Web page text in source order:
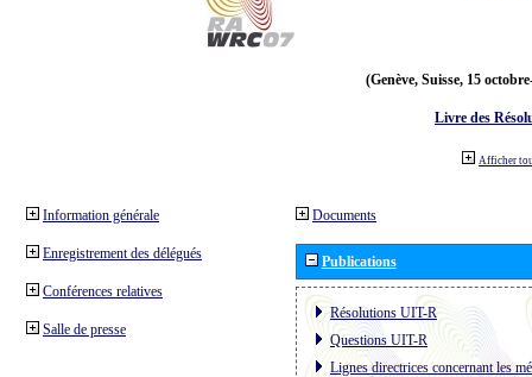
(Genève, Suisse, 15
Livre des
Afficher
Information générale
Enregistrement des délégués
Conférences relatives
Salle de presse
Documents
Publications
Résolutions UIT-R
Questions UIT-R
Lignes directrices concernant les